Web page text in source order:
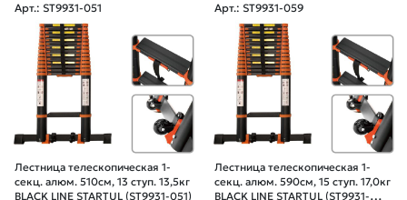
Арт.: ST9931-051
Лестница телескопическая 1-
секц. алюм. 510см, 13 ступ. 13,5кг
BLACK LINE STARTUL (ST9931-051)
Арт.: ST9931-059
Лестница телескопическая 1-
секц. алюм. 590см, 15 ступ. 17,0кг
BLACK LINE STARTUL (ST9931-